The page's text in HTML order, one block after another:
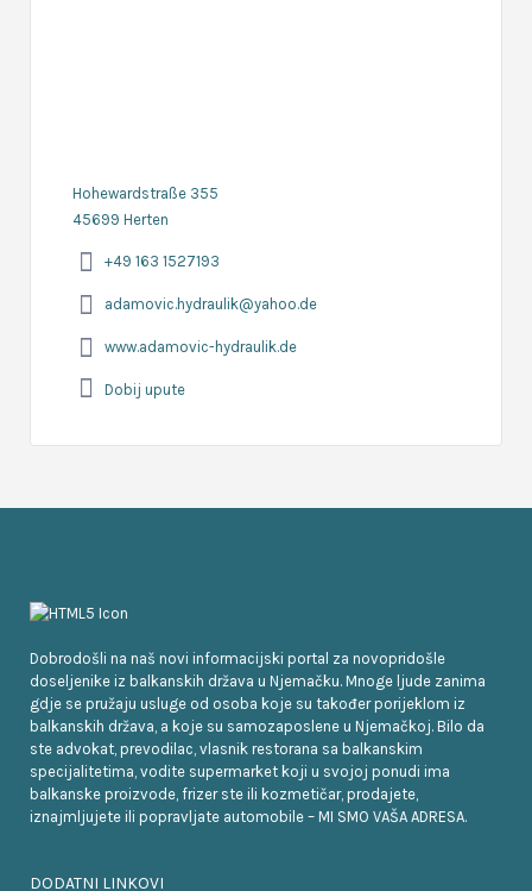
Hohewardstraße 355
45699 Herten
+49 163 1527193
adamovic.hydraulik@yahoo.de
www.adamovic-hydraulik.de
Dobij upute
Dobrodošli na naš novi informacijski portal za novopridošle
doseljenike iz balkanskih država u Njemačku. Mnoge ljude zanima
gdje se pružaju usluge od osoba koje su također porijeklom iz
balkanskih država, a koje su samozaposlene u Njemačkoj. Bilo da
ste advokat, prevodilac, vlasnik restorana sa balkanskim
specijalitetima, vodite supermarket koji u svojoj ponudi ima
balkanske proizvode, frizer ste ili kozmetičar, prodajete,
iznajmljujete ili popravljate automobile – MI SMO VAŠA ADRESA.
DODATNI LINKOVI